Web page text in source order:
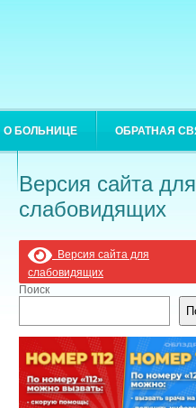
О БОЛЬНИЦЕ ОБРАТНАЯ
Версия сайта для
слабовидящих
Версия сайта для
слабовидящих
Поиск